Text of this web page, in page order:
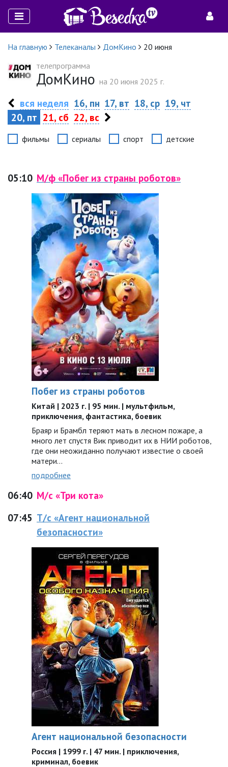
На главную Телеканалы ДомКино
20 июня
телепрограмма
ДомКино на 20 июня 2025 г.
вся неделя 16, пн 17, вт 18, ср 19, чт
20, пт 21, сб 22, вс
фильмы сериалы спорт детские
05:10 М/ф «Побег из страны роботов»
Побег из страны роботов
Китай | 2023 г. | 95 мин. | мультфильм,
приключения, фантастика, боевик
Браяр и Брамбл теряют мать в лесном пожаре, а
много лет спустя Вик приводит их в НИИ роботов,
где они неожиданно получают известие о своей
матери…
подробнее
06:40 М/с «Три кота»
07:45 Т/с «Агент национальной
безопасности»
Агент национальной безопасности
Россия | 1999 г. | 47 мин. | приключения,
криминал, боевик